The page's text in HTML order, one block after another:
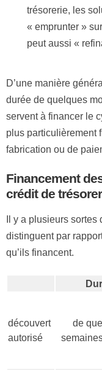
trésorerie, les
« emprunter »
peut aussi «
D’une manière
durée de quelques
servent à financer le
plus particulièrement
fabrication ou de
Financement
crédit de
Il y a plusieurs
distinguent par
qu’ils financent.
découvert
autorisé
de